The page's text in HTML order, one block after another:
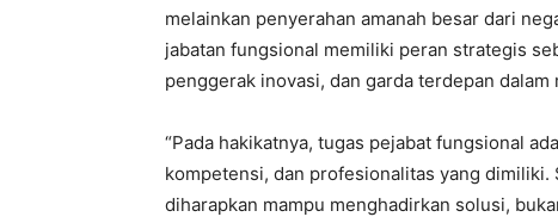
melainkan penyerahan amanah besar dari
jabatan fungsional memiliki peran strategis
penggerak inovasi, dan garda terdepan
“Pada hakikatnya, tugas pejabat fungsional
kompetensi, dan profesionalitas yang dimiliki.
diharapkan mampu menghadirkan solusi,